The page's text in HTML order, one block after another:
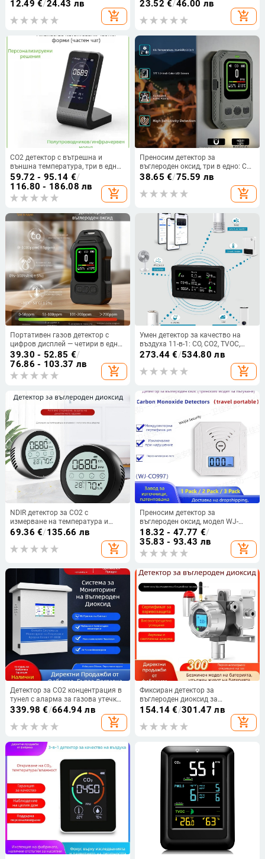
12.49 €/24.43 лв
add_shopping_cart
формалдехид, измерва вътрешна
температура и влажност, USB
23.52 €/46.00 лв
add_shopping_cart
CO2 детектор с вътрешна и
външна температура, три в едно
измерване на качеството на
въздуха X20
59.72 - 95.14 €/
116.80 - 186.08 лв
add_shopping_cart
Преносим детектор за
въглероден оксид, три в едно: CO,
температура и влажност,
индикатор, диапазон 0–1000
ppm, точност 1 ppm, вградена
високорезолюционен дисплей
38.65 €/75.59 лв
add_shopping_cart
Портативен газов детектор с
цифров дисплей — четири в едно:
CO, CO2, температура и влажност,
аларма, магнитно закрепване
39.30 - 52.85 €/
76.86 - 103.37 лв
add_shopping_cart
Умен детектор за качество на
въздуха 11-в-1: CO, CO2, TVOC,
PM2.5, PM10 сензори
273.44 €/534.80 лв
add_shopping_cart
NDIR детектор за CO2 с
измерване на температура и
влажност, метален модел P8,
диапазон 400–5000 ppm, точност
5%, резолюция 1 ppm,
69.36 €/135.66 лв
add_shopping_cart
Преносим детектор за
въглероден оксид, модел WJ-
CO997, обхват 999 ppm,
батерийно захранване, марка
Guard
18.32 - 47.77 €/
35.83 - 93.43 лв
add_shopping_cart
Детектор за CO2 концентрация в
тунел с аларма за газова утечка
и онлайн мониторинг
339.98 €/664.94 лв
add_shopping_cart
Фиксиран детектор за
въглероден диоксид за
индустриална употреба, тунелен
детектор за токсични и вредни
газове CO2
154.14 €/301.47 лв
add_shopping_cart